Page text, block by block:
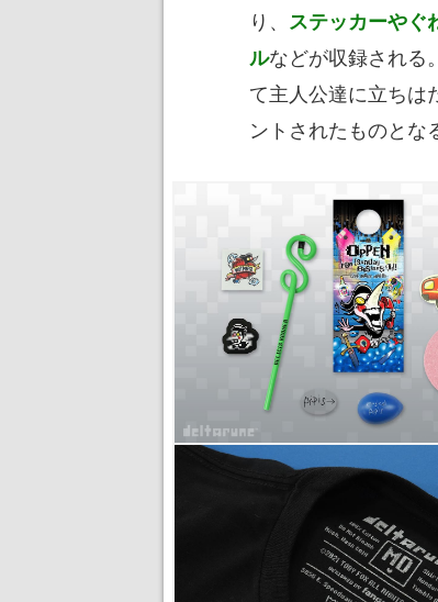
り、 ステッカーやぐ
ルなどが収録される
て主人公達に立ちは
ントされたものとな